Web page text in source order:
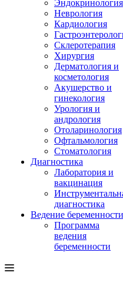
Эндокринология
Неврология
Кардиология
Склеротерапия
Хирургия
Дерматология и
косметология
Акушерство и
гинекология
Урология и
андрология
Отоларинология
Офтальмология
Стоматология
Диагностика
Лаборатория и
вакцинация
диагностика
Ведение беременности
Программа
ведения
беременности